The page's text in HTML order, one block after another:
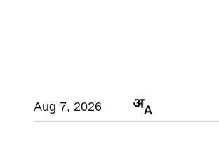
Aug 7, 2026